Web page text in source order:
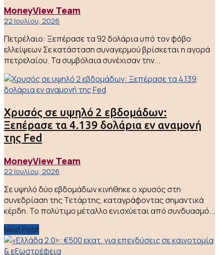
MoneyView Team
22 Ιουλίου, 2026
Πετρέλαιο: Ξεπέρασε τα 92 δολάρια υπό τον φόβο
ελλείψεων Σε κατάσταση συναγερμού βρίσκεται η αγορά
πετρελαίου. Τα συμβόλαια συνέχισαν την...
Χρυσός σε υψηλό 2 εβδομάδων:
Ξεπέρασε τα 4.139 δολάρια εν αναμονή
της Fed
MoneyView Team
22 Ιουλίου, 2026
Σε υψηλό δύο εβδομάδων κινήθηκε ο χρυσός στη
συνεδρίαση της Τετάρτης, καταγράφοντας σημαντικά
κέρδη. Το πολύτιμο μέταλλο ενισχύεται από συνδυασμό...
Next Post